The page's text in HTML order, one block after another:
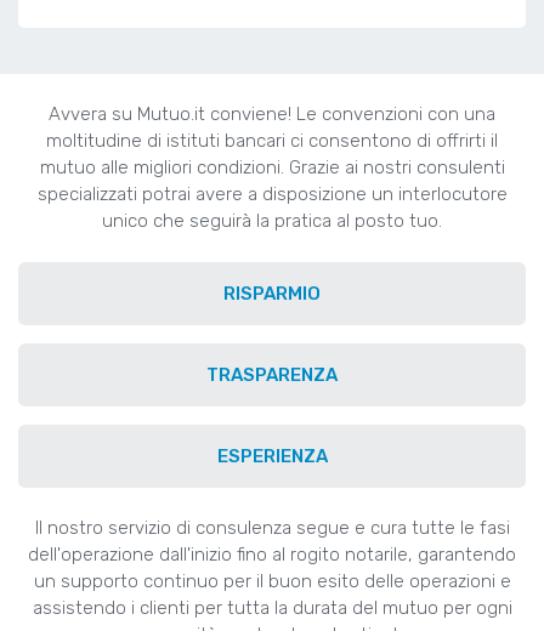
Avvera su Mutuo.it conviene! Le convenzioni con una
moltitudine di istituti bancari ci consentono di offrirti il
mutuo alle migliori condizioni. Grazie ai nostri consulenti
specializzati potrai avere a disposizione un interlocutore
unico che seguirà la pratica al posto tuo.
RISPARMIO
TRASPARENZA
ESPERIENZA
Il nostro servizio di consulenza segue e cura tutte le fasi
dell'operazione dall'inizio fino al rogito notarile, garantendo
un supporto continuo per il buon esito delle operazioni e
assistendo i clienti per tutta la durata del mutuo per ogni